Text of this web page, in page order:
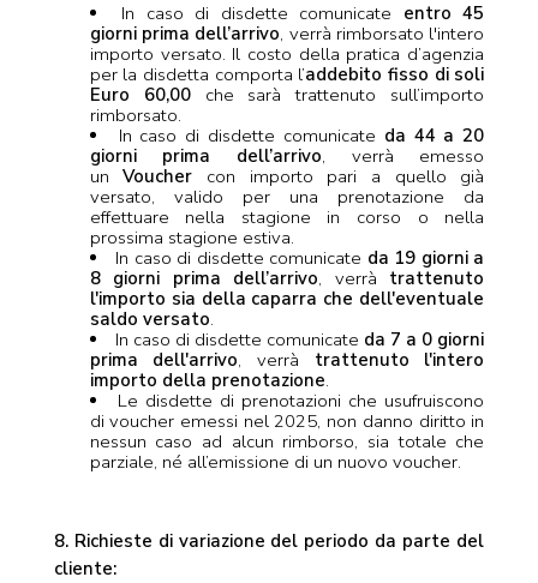
In caso di disdette comunicate entro 45
giorni prima dell’arrivo, verrà rimborsato l'intero
importo versato. Il costo della pratica d’agenzia
per la disdetta comporta l’addebito fisso di soli
Euro 60,00che sarà trattenuto sull’importo
rimborsato.
In caso di disdette comunicate da 44 a 20
giorni prima dell’arrivo, verrà emesso
unVoucher con importo pari a quello già
versato, valido per una prenotazione da
effettuare nella stagione in corso o nella
prossima stagione estiva.
In caso di disdette comunicate da 19 giorni a
8 giorni prima dell’arrivo, verrà trattenuto
l'importo sia della caparra che dell'eventuale
saldo versato.
In caso di disdette comunicate da 7 a 0 giorni
prima dell'arrivo, verrà trattenuto l'intero
importo della prenotazione.
Le disdette di prenotazioni che usufruiscono
di voucher emessi nel 2025, non danno diritto in
nessun caso ad alcun rimborso, sia totale che
parziale, né all’emissione di un nuovo voucher.
8. Richieste di variazione del periodo da parte del
cliente: